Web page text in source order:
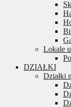
Lokale
DZIAŁKI
Działki